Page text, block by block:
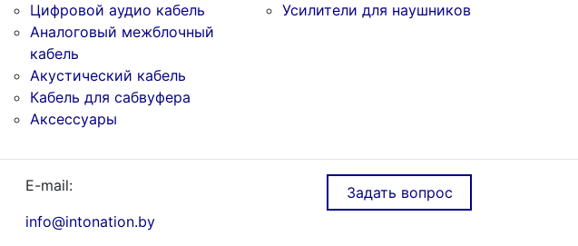
Цифровой аудио кабель
Аналоговый межблочный
кабель
Акустический кабель
Кабель для сабвуфера
Аксессуары
Усилители для наушников
E-mail:
info@intonation.by
Задать вопрос